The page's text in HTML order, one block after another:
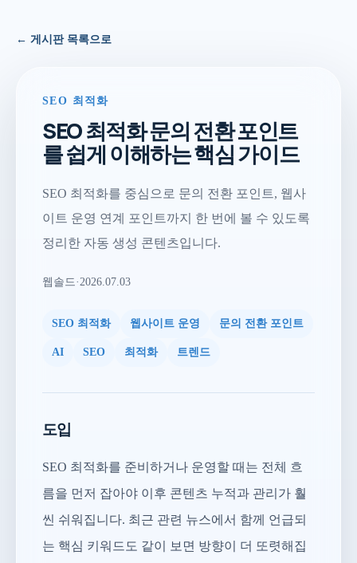
← 게시판 목록으로
SEO 최적화
SEO 최적화 문의 전환 포인트
를 쉽게 이해하는 핵심 가이드
SEO 최적화를 중심으로 문의 전환 포인트, 웹사
이트 운영 연계 포인트까지 한 번에 볼 수 있도록
정리한 자동 생성 콘텐츠입니다.
웹솔드·2026.07.03
SEO 최적화 웹사이트 운영 문의 전환 포인트
AI SEO 최적화 트렌드
도입
SEO 최적화를 준비하거나 운영할 때는 전체 흐
름을 먼저 잡아야 이후 콘텐츠 누적과 관리가 훨
씬 쉬워집니다. 최근 관련 뉴스에서 함께 언급되
는 핵심 키워드도 같이 보면 방향이 더 또렷해집